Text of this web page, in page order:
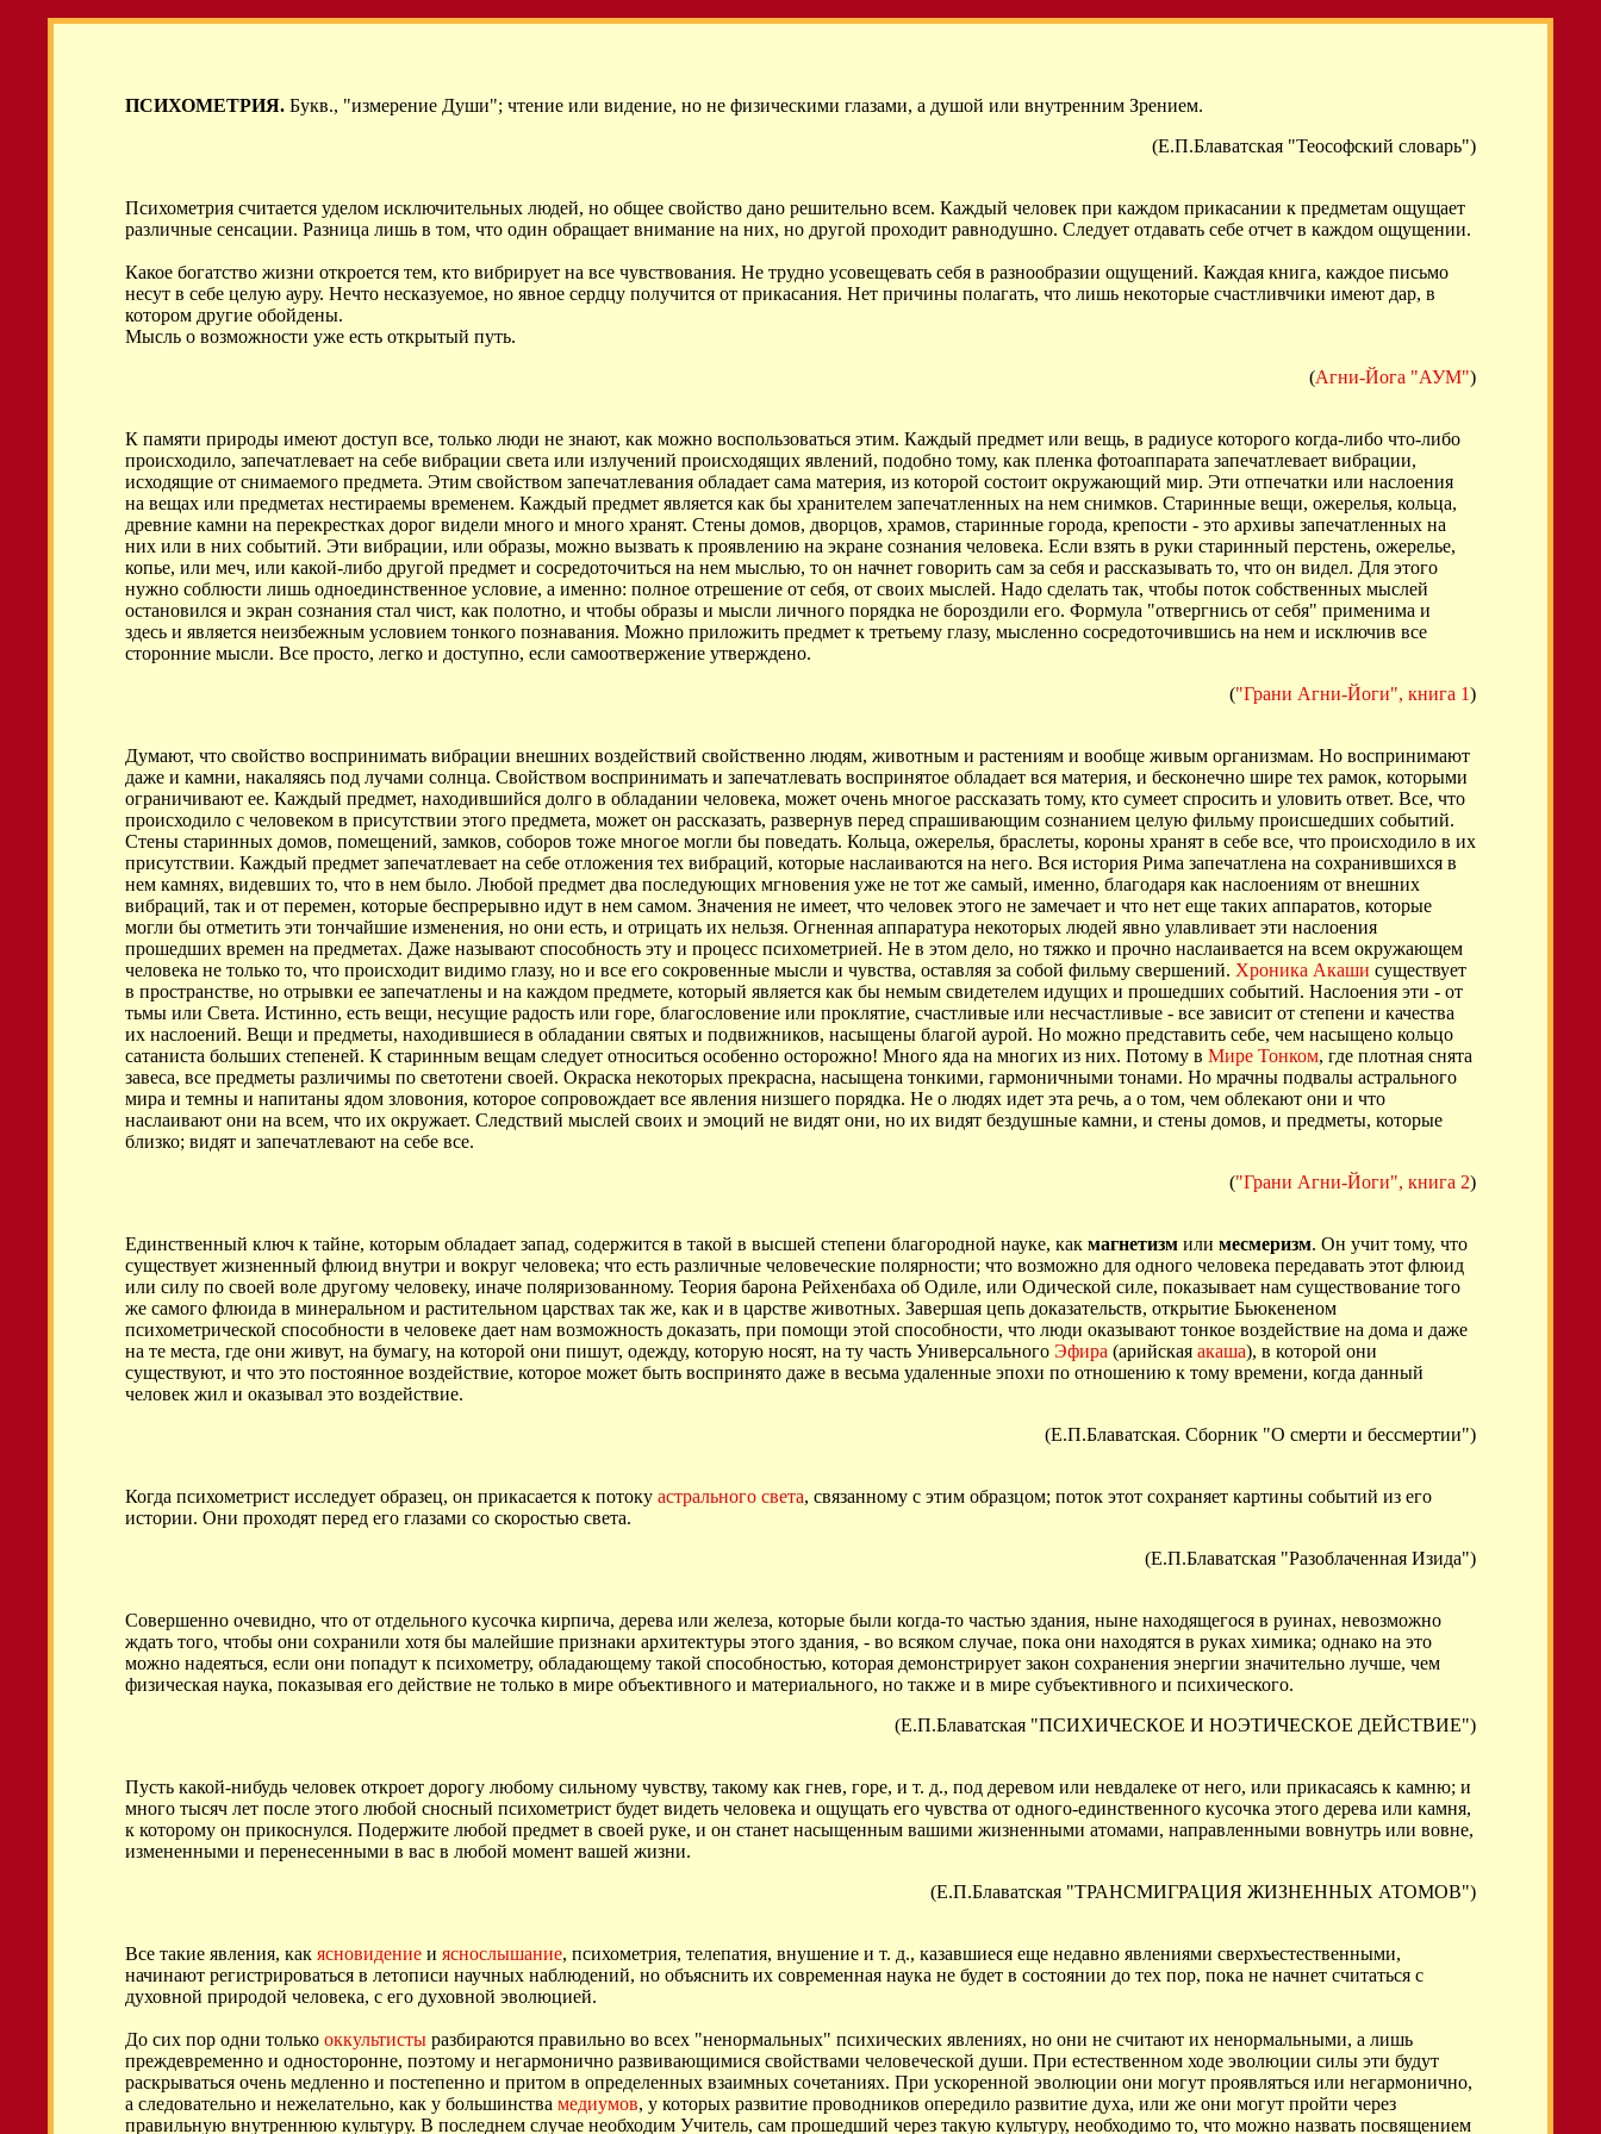
ПСИХОМЕТРИЯ. Букв., "измерение Души"; чтение или видение, но не физическими глазами, а душой или внутренним Зрением.
(Е.П.Блаватская "Теософский словарь")
Психометрия считается уделом исключительных людей, но общее свойство дано решительно всем. Каждый человек при каждом прикасании к предметам ощущает
различные сенсации. Разница лишь в том, что один обращает внимание на них, но другой проходит равнодушно. Следует отдавать себе отчет в каждом ощущении.
Какое богатство жизни откроется тем, кто вибрирует на все чувствования. Не трудно усовещевать себя в разнообразии ощущений. Каждая книга, каждое письмо
несут в себе целую ауру. Нечто несказуемое, но явное сердцу получится от прикасания. Нет причины полагать, что лишь некоторые счастливчики имеют дар, в
котором другие обойдены.
Мысль о возможности уже есть открытый путь.
(Агни-Йога "АУМ")
К памяти природы имеют доступ все, только люди не знают, как можно воспользоваться этим. Каждый предмет или вещь, в радиусе которого когда-либо что-либо
происходило, запечатлевает на себе вибрации света или излучений происходящих явлений, подобно тому, как пленка фотоаппарата запечатлевает вибрации,
исходящие от снимаемого предмета. Этим свойством запечатлевания обладает сама материя, из которой состоит окружающий мир. Эти отпечатки или наслоения
на вещах или предметах нестираемы временем. Каждый предмет является как бы хранителем запечатленных на нем снимков. Старинные вещи, ожерелья, кольца,
древние камни на перекрестках дорог видели много и много хранят. Стены домов, дворцов, храмов, старинные города, крепости - это архивы запечатленных на
них или в них событий. Эти вибрации, или образы, можно вызвать к проявлению на экране сознания человека. Если взять в руки старинный перстень, ожерелье,
копье, или меч, или какой-либо другой предмет и сосредоточиться на нем мыслью, то он начнет говорить сам за себя и рассказывать то, что он видел. Для этого
нужно соблюсти лишь одноединственное условие, а именно: полное отрешение от себя, от своих мыслей. Надо сделать так, чтобы поток собственных мыслей
остановился и экран сознания стал чист, как полотно, и чтобы образы и мысли личного порядка не бороздили его. Формула "отвергнись от себя" применима и
здесь и является неизбежным условием тонкого познавания. Можно приложить предмет к третьему глазу, мысленно сосредоточившись на нем и исключив все
сторонние мысли. Все просто, легко и доступно, если самоотвержение утверждено.
("Грани Агни-Йоги", книга 1)
Думают, что свойство воспринимать вибрации внешних воздействий свойственно людям, животным и растениям и вообще живым организмам. Но воспринимают
даже и камни, накаляясь под лучами солнца. Свойством воспринимать и запечатлевать воспринятое обладает вся материя, и бесконечно шире тех рамок, которыми
ограничивают ее. Каждый предмет, находившийся долго в обладании человека, может очень многое рассказать тому, кто сумеет спросить и уловить ответ. Все, что
происходило с человеком в присутствии этого предмета, может он рассказать, развернув перед спрашивающим сознанием целую фильму происшедших событий.
Стены старинных домов, помещений, замков, соборов тоже многое могли бы поведать. Кольца, ожерелья, браслеты, короны хранят в себе все, что происходило в их
присутствии. Каждый предмет запечатлевает на себе отложения тех вибраций, которые наслаиваются на него. Вся история Рима запечатлена на сохранившихся в
нем камнях, видевших то, что в нем было. Любой предмет два последующих мгновения уже не тот же самый, именно, благодаря как наслоениям от внешних
вибраций, так и от перемен, которые беспрерывно идут в нем самом. Значения не имеет, что человек этого не замечает и что нет еще таких аппаратов, которые
могли бы отметить эти тончайшие изменения, но они есть, и отрицать их нельзя. Огненная аппаратура некоторых людей явно улавливает эти наслоения
прошедших времен на предметах. Даже называют способность эту и процесс психометрией. Не в этом дело, но тяжко и прочно наслаивается на всем окружающем
человека не только то, что происходит видимо глазу, но и все его сокровенные мысли и чувства, оставляя за собой фильму свершений. Хроника Акаши существует
в пространстве, но отрывки ее запечатлены и на каждом предмете, который является как бы немым свидетелем идущих и прошедших событий. Наслоения эти - от
тьмы или Света. Истинно, есть вещи, несущие радость или горе, благословение или проклятие, счастливые или несчастливые - все зависит от степени и качества
их наслоений. Вещи и предметы, находившиеся в обладании святых и подвижников, насыщены благой аурой. Но можно представить себе, чем насыщено кольцо
сатаниста больших степеней. К старинным вещам следует относиться особенно осторожно! Много яда на многих из них. Потому в Мире Тонком, где плотная снята
завеса, все предметы различимы по светотени своей. Окраска некоторых прекрасна, насыщена тонкими, гармоничными тонами. Но мрачны подвалы астрального
мира и темны и напитаны ядом зловония, которое сопровождает все явления низшего порядка. Не о людях идет эта речь, а о том, чем облекают они и что
наслаивают они на всем, что их окружает. Следствий мыслей своих и эмоций не видят они, но их видят бездушные камни, и стены домов, и предметы, которые
близко; видят и запечатлевают на себе все.
("Грани Агни-Йоги", книга 2)
Единственный ключ к тайне, которым обладает запад, содержится в такой в высшей степени благородной науке, как магнетизм или месмеризм. Он учит тому, что
существует жизненный флюид внутри и вокруг человека; что есть различные человеческие полярности; что возможно для одного человека передавать этот флюид
или силу по своей воле другому человеку, иначе поляризованному. Теория барона Рейхенбаха об Одиле, или Одической силе, показывает нам существование того
же самого флюида в минеральном и растительном царствах так же, как и в царстве животных. Завершая цепь доказательств, открытие Бьюкененом
психометрической способности в человеке дает нам возможность доказать, при помощи этой способности, что люди оказывают тонкое воздействие на дома и даже
на те места, где они живут, на бумагу, на которой они пишут, одежду, которую носят, на ту часть Универсального Эфира (арийская акаша), в которой они
существуют, и что это постоянное воздействие, которое может быть воспринято даже в весьма удаленные эпохи по отношению к тому времени, когда данный
человек жил и оказывал это воздействие.
(Е.П.Блаватская. Сборник "О смерти и бессмертии")
Когда психометрист исследует образец, он прикасается к потоку астрального света, связанному с этим образцом; поток этот сохраняет картины событий из его
истории. Они проходят перед его глазами со скоростью света.
(Е.П.Блаватская "Разоблаченная Изида")
Совершенно очевидно, что от отдельного кусочка кирпича, дерева или железа, которые были когда-то частью здания, ныне находящегося в руинах, невозможно
ждать того, чтобы они сохранили хотя бы малейшие признаки архитектуры этого здания, - во всяком случае, пока они находятся в руках химика; однако на это
можно надеяться, если они попадут к психометру, обладающему такой способностью, которая демонстрирует закон сохранения энергии значительно лучше, чем
физическая наука, показывая его действие не только в мире объективного и материального, но также и в мире субъективного и психического.
(Е.П.Блаватская "ПСИХИЧЕСКОЕ И НОЭТИЧЕСКОЕ ДЕЙСТВИЕ")
Пусть какой-нибудь человек откроет дорогу любому сильному чувству, такому как гнев, горе, и т. д., под деревом или невдалеке от него, или прикасаясь к камню; и
много тысяч лет после этого любой сносный психометрист будет видеть человека и ощущать его чувства от одного-единственного кусочка этого дерева или камня,
к которому он прикоснулся. Подержите любой предмет в своей руке, и он станет насыщенным вашими жизненными атомами, направленными вовнутрь или вовне,
измененными и перенесенными в вас в любой момент вашей жизни.
(Е.П.Блаватская "ТРАНСМИГРАЦИЯ ЖИЗНЕННЫХ АТОМОВ")
Все такие явления, как ясновидение и яснослышание, психометрия, телепатия, внушение и т. д., казавшиеся еще недавно явлениями сверхъестественными,
начинают регистрироваться в летописи научных наблюдений, но объяснить их современная наука не будет в состоянии до тех пор, пока не начнет считаться с
духовной природой человека, с его духовной эволюцией.
До сих пор одни только оккультисты разбираются правильно во всех "ненормальных" психических явлениях, но они не считают их ненормальными, а лишь
преждевременно и односторонне, поэтому и негармонично развивающимися свойствами человеческой души. При естественном ходе эволюции силы эти будут
раскрываться очень медленно и постепенно и притом в определенных взаимных сочетаниях. При ускоренной эволюции они могут проявляться или негармонично,
а следовательно и нежелательно, как у большинства медиумов, у которых развитие проводников опередило развитие духа, или же они могут пройти через
правильную внутреннюю культуру. В последнем случае необходим Учитель, сам прошедший через такую культуру, необходимо то, что можно назвать посвящением